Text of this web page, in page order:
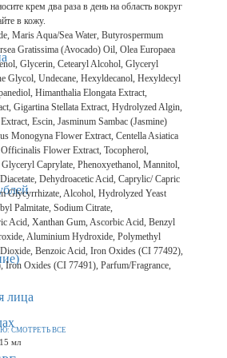
лица
крем два раза в день на область вокруг
в кожу.
Maris Aqua/Sea Water, Butyrospermum
Gratissima (Avocado) Oil, Olea Europaea
Glycerin, Cetearyl Alcohol, Glyceryl
Glycol, Undecane, Hexyldecanol, Hexyldecyl
Himanthalia Elongata Extract,
Gigartina Stellata Extract, Hydrolyzed Algin,
Escin, Jasminum Sambac (Jasmine)
Monogyna Flower Extract, Centella Asiatica
Flower Extract, Tocopherol,
Caprylate, Phenoxyethanol, Mannitol,
Dehydroacetic Acid, Caprylic/ Capric
Glycyrrhizate, Alcohol, Hydrolyzed Yeast
Palmitate, Sodium Citrate,
Acid, Xanthan Gum, Ascorbic Acid, Benzyl
Aluminium Hydroxide, Polymethyl
Benzoic Acid, Iron Oxides (CI 77492),
Iron Oxides (CI 77491), Parfum/Fragrance,
СМОТРЕТЬ ВСЕ
15 мл